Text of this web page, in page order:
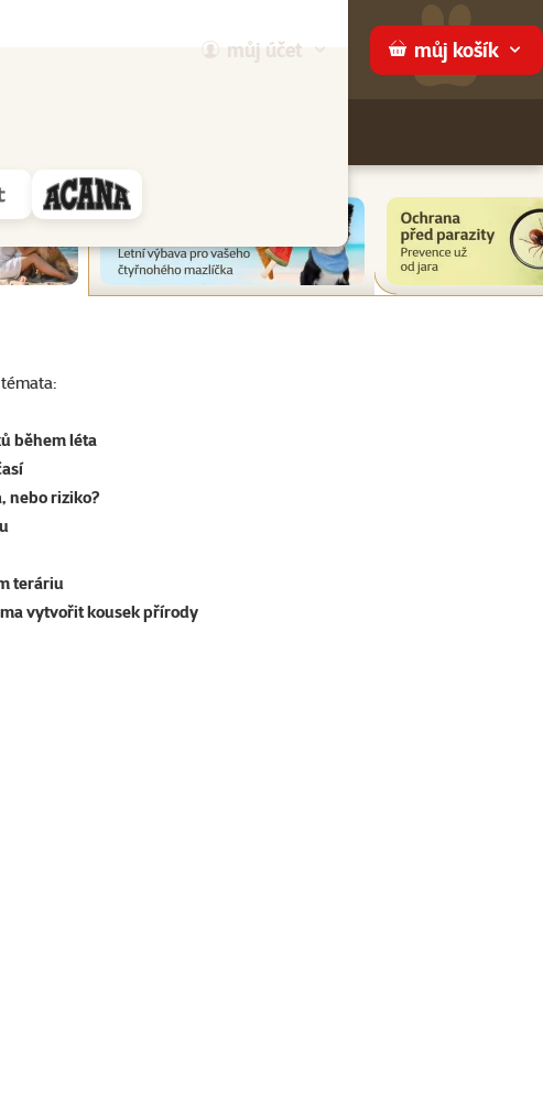
můj účet můj košík
během léta
nebo riziko?
teráriu
vytvořit kousek přírody